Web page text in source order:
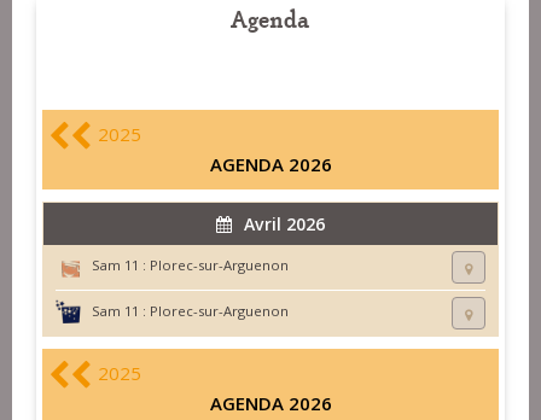
Agenda
2025
AGENDA 2026
Avril 2026
Sam 11 : Plorec-sur-Arguenon
Sam 11 : Plorec-sur-Arguenon
2025
AGENDA 2026